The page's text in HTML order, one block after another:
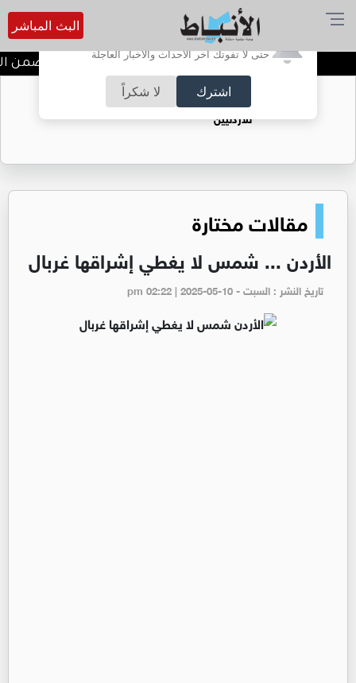
أترغب في تفعيل الإشعارات؟
حتى لا تفوتك آخر الأحداث والأخبار العاجلة
اشترك لا شكراً
البث المباشر
ندوة تعاين التراث الأردني ضمن
حقل الريشة حين يتحول الغاز إلى فرص عمل
للأردنيين
مقالات مختارة
الأردن ... شمس لا يغطي إشراقها غربال
تاريخ النشر : السبت - pm 02:22 | 2025-05-10